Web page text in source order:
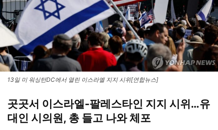
13일 미 워싱턴DC에서 열린 이스라엘 지지 시위[연합뉴스]
곳곳서 이스라엘-팔레스타인 지지 시위…유
대인 시의원, 총 들고 나와 체포